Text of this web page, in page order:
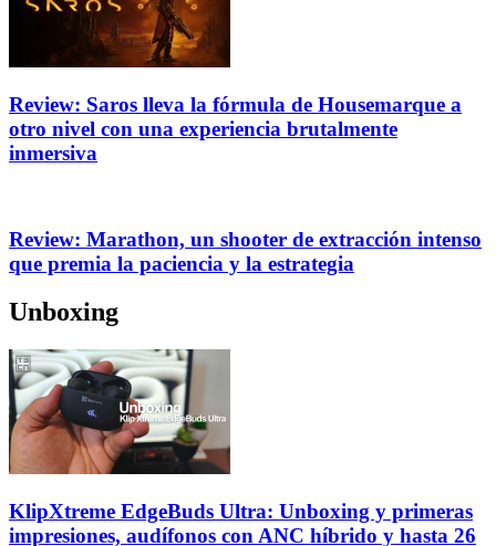
Review: Saros lleva la fórmula de Housemarque a
otro nivel con una experiencia brutalmente
inmersiva
Review: Marathon, un shooter de extracción intenso
que premia la paciencia y la estrategia
Unboxing
KlipXtreme EdgeBuds Ultra: Unboxing y primeras
impresiones, audífonos con ANC híbrido y hasta 26